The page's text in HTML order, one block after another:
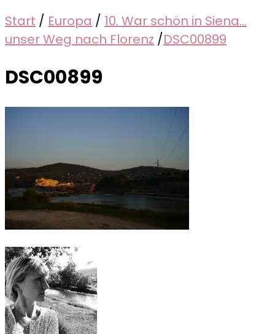
Start / Europa / 10. War schön in Siena...
unser Weg nach Florenz /DSC00899
DSC00899